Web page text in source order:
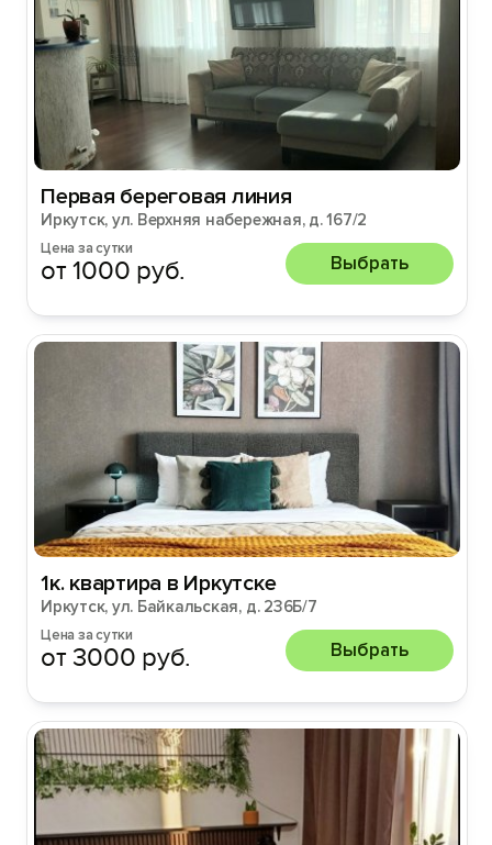
Первая береговая линия
Иркутск, ул. Верхняя набережная, д. 167/2
Цена за сутки
от 1000 руб. Выбрать
1к. квартира в Иркутске
Иркутск, ул. Байкальская, д. 236Б/7
Цена за сутки
от 3000 руб. Выбрать